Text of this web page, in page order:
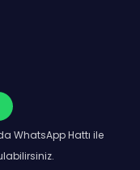
WhatsApp Hattı ile